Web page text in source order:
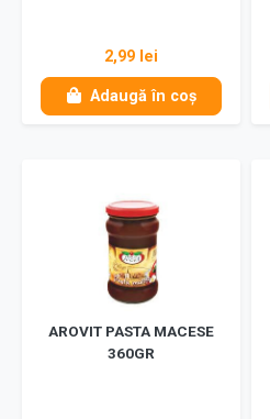
2,99 lei
Adaugă în coș
AROVIT PASTA MACESE
360GR